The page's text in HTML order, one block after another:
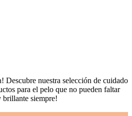
Descubre nuestra selección de cuidado
para el pelo que no pueden faltar
brillante siempre!